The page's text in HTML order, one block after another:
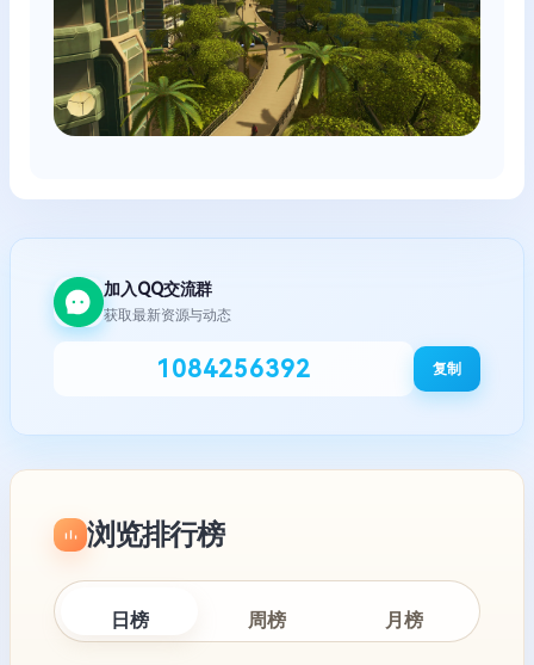
加入QQ交流群
获取最新资源与动态
1084256392 复制
浏览排行榜
日榜 周榜 月榜